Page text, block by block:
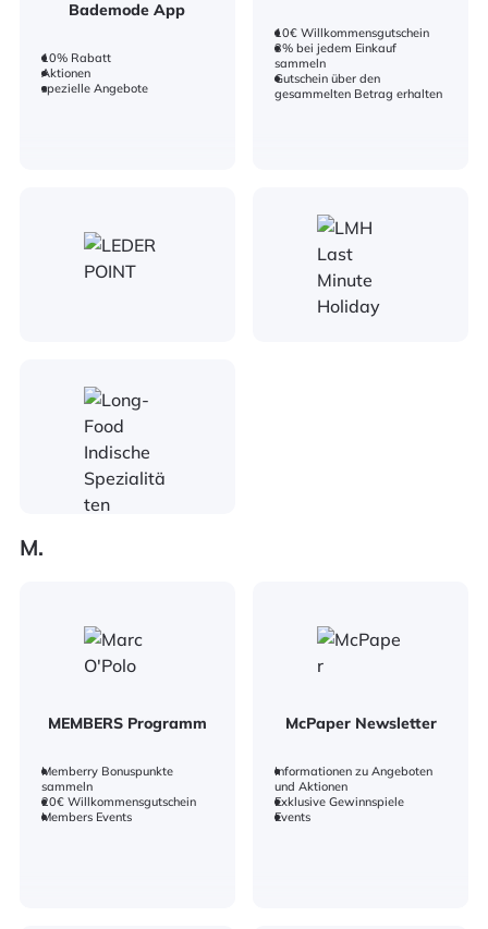
Bademode App
10% Rabatt
Aktionen
spezielle Angebote
10€ Willkommensgutschein
3% bei jedem Einkauf
sammeln
Gutschein über den
gesammelten Betrag erhalten
M.
MEMBERS Programm
Memberry Bonuspunkte
sammeln
20€ Willkommensgutschein
Members Events
McPaper Newsletter
Informationen zu Angeboten
und Aktionen
Exklusive Gewinnspiele
Events